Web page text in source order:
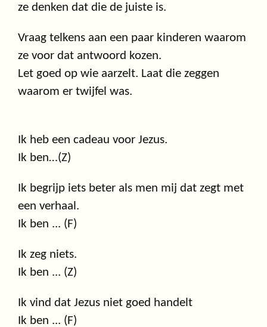
ze denken dat die de juiste is.
Vraag telkens aan een paar kinderen waarom
ze voor dat antwoord kozen.
Let goed op wie aarzelt. Laat die zeggen
waarom er twijfel was.
Ik heb een cadeau voor Jezus.
Ik ben…(Z)
Ik begrijp iets beter als men mij dat zegt met
een verhaal.
Ik ben ... (F)
Ik zeg niets.
Ik ben ... (Z)
Ik vind dat Jezus niet goed handelt
Ik ben ... (F)